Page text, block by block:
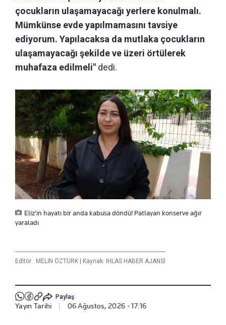
çocukların ulaşamayacağı yerlere konulmalı.
Mümkünse evde yapılmamasını tavsiye
ediyorum. Yapılacaksa da mutlaka çocukların
ulaşamayacağı şekilde ve üzeri örtülerek
muhafaza edilmeli" dedi.
Eliz'in hayatı bir anda kabusa döndü! Patlayan konserve ağır
yaraladı
Editör : MELİN ÖZTÜRK Kaynak: İHLAS HABER AJANSI
Paylaş
Yayın Tarihi 06 Ağustos, 2026 - 17:16